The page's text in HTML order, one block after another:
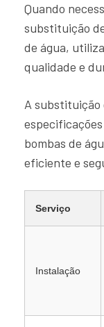
Quando
substituição
de água,
qualidade e
A substituição
bombas de
eficiente e
Serviço
Instalação